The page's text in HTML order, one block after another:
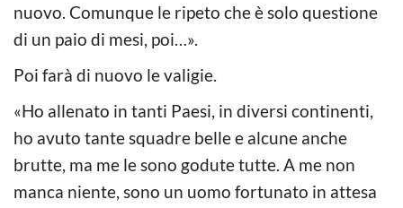
nuovo. Comunque le ripeto che è solo questione
di un paio di mesi, poi…».
Poi farà di nuovo le valigie.
«Ho allenato in tanti Paesi, in diversi continenti,
ho avuto tante squadre belle e alcune anche
brutte, ma me le sono godute tutte. A me non
manca niente, sono un uomo fortunato in attesa